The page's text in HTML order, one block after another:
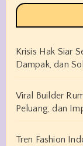
Krisis Hak Siar
Dampak, dan
Viral Builder
Peluang, dan
Tren Fashion